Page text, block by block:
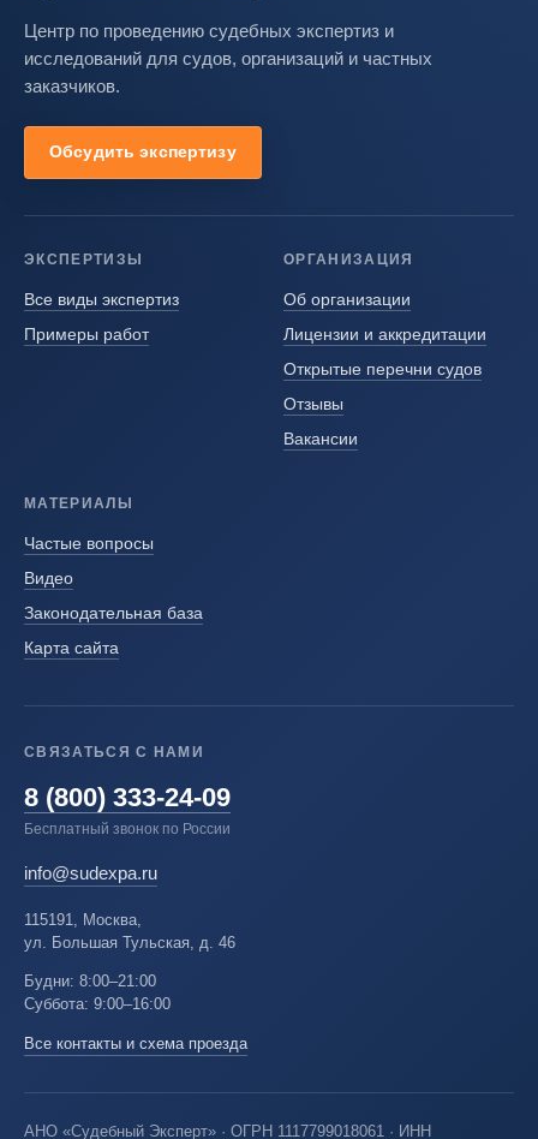
Центр по проведению судебных экспертиз и
исследований для судов, организаций и частных
заказчиков.
Обсудить экспертизу
ЭКСПЕРТИЗЫ
Все виды экспертиз
Примеры работ
ОРГАНИЗАЦИЯ
Об организации
Лицензии и аккредитации
Открытые перечни судов
Отзывы
Вакансии
МАТЕРИАЛЫ
Частые вопросы
Видео
Законодательная база
Карта сайта
СВЯЗАТЬСЯ С НАМИ
8 (800) 333-24-09
Бесплатный звонок по России
info@sudexpa.ru
115191, Москва,
ул. Большая Тульская, д. 46
Будни: 8:00–21:00
Суббота: 9:00–16:00
Все контакты и схема проезда
АНО «Судебный Эксперт» · ОГРН 1117799018061 · ИНН